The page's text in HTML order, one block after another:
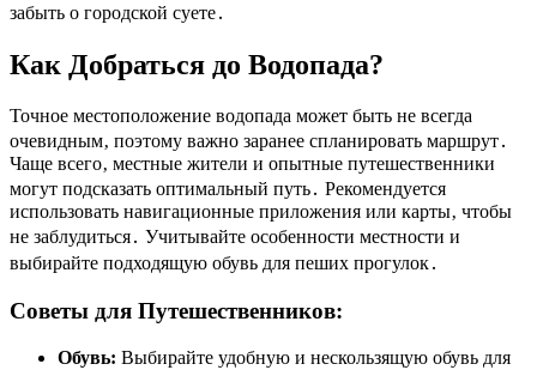
забыть о городской суете․
Как Добраться до Водопада?
Точное местоположение водопада может быть не всегда
очевидным‚ поэтому важно заранее спланировать маршрут․
Чаще всего‚ местные жители и опытные путешественники
могут подсказать оптимальный путь․ Рекомендуется
использовать навигационные приложения или карты‚ чтобы
не заблудиться․ Учитывайте особенности местности и
выбирайте подходящую обувь для пеших прогулок․
Советы для Путешественников:
Обувь: Выбирайте удобную и нескользящую обувь для